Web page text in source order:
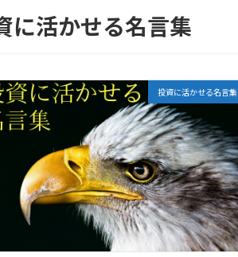
に活かせる名言集
投資に活かせる名言集